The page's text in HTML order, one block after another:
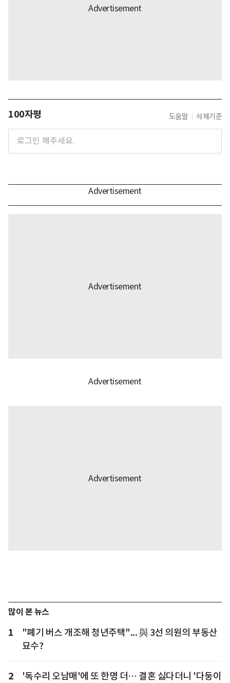
100자평 도움말 삭제기준
많이 본 뉴스
1
"폐기 버스 개조해 청년주택"... 與 3선 의원의 부동산
묘수?
2
'독수리 오남매'에 또 한명 더… 결혼 싫다더니 '다둥이